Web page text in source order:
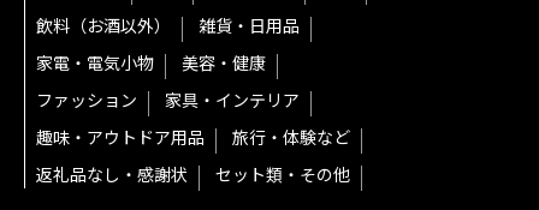
飲料（お酒以外）
雑貨・日用品
家電・電気小物
美容・健康
ファッション
家具・インテリア
趣味・アウトドア用品
旅行・体験など
返礼品なし・感謝状
セット類・その他